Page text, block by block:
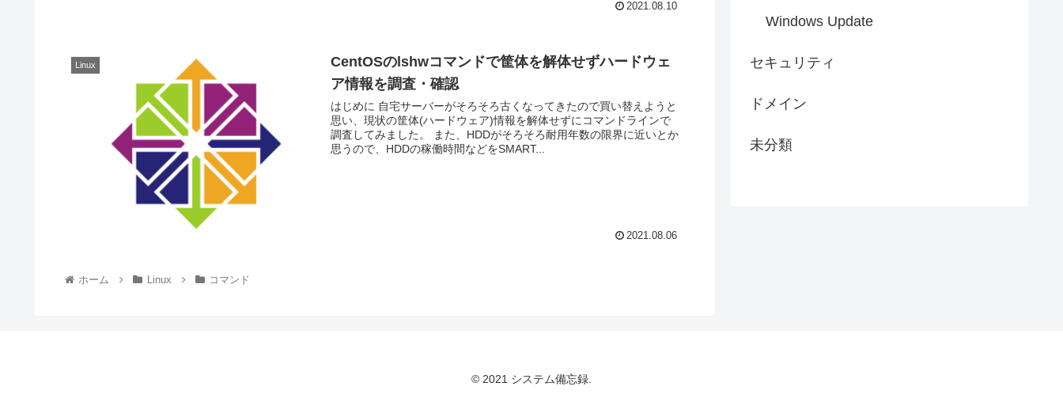
2021.08.10
Linux
CentOSのlshwコマンドで筐体を解体せずハードウェ
ア情報を調査・確認
はじめに 自宅サーバーがそろそろ古くなってきたので買い替えようと
思い、現状の筐体(ハードウェア)情報を解体せずにコマンドラインで
調査してみました。 また、HDDがそろそろ耐用年数の限界に近いとか
思うので、HDDの稼働時間などをSMART...
2021.08.06
ホーム Linux コマンド
Windows Update
セキュリティ
ドメイン
未分類
© 2021 システム備忘録.